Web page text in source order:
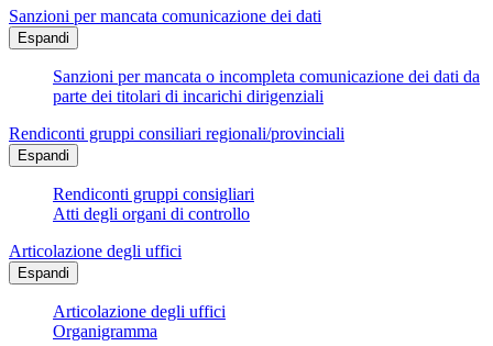
Sanzioni per mancata comunicazione dei dati
Espandi
Sanzioni per mancata o incompleta comunicazione dei dati da
parte dei titolari di incarichi dirigenziali
Rendiconti gruppi consiliari regionali/provinciali
Espandi
Rendiconti gruppi consigliari
Atti degli organi di controllo
Articolazione degli uffici
Espandi
Articolazione degli uffici
Organigramma